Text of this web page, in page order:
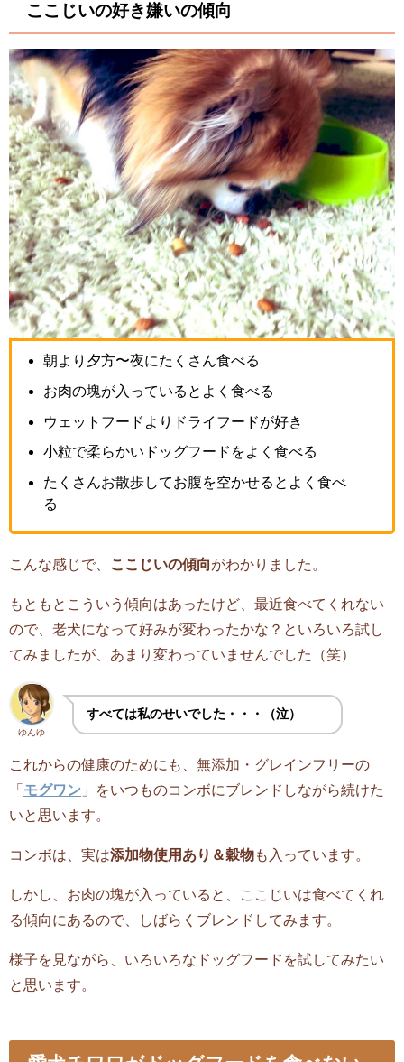
ここじいの好き嫌いの傾向
朝より夕方〜夜にたくさん食べる
お肉の塊が入っているとよく食べる
ウェットフードよりドライフードが好き
小粒で柔らかいドッグフードをよく食べる
たくさんお散歩してお腹を空かせるとよく食べ
る
こんな感じで、 ここじいの傾向がわかりました。
もともとこういう傾向はあったけど、最近食べてくれない
ので、老犬になって好みが変わったかな？といろいろ試し
てみましたが、あまり変わっていませんでした（笑）
ゆんゆ
すべては私のせいでした・・・（泣）
これからの健康のためにも、無添加・グレインフリーの
「 モグワン 」をいつものコンボにブレンドしながら続けた
いと思います。
コンボは、実は添加物使用あり＆穀物も入っています。
しかし、お肉の塊が入っていると、ここじいは食べてくれ
る傾向にあるので、しばらくブレンドしてみます。
様子を見ながら、いろいろなドッグフードを試してみたい
と思います。